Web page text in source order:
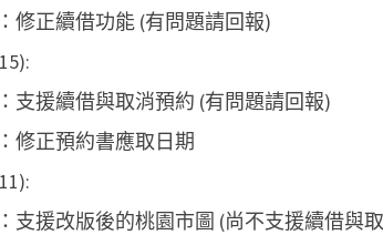
修正續借功能 (有問題請回報)
支援續借與取消預約 (有問題請回報)
修正預約書應取日期
支援改版後的桃園市圖 (尚不支援續借與